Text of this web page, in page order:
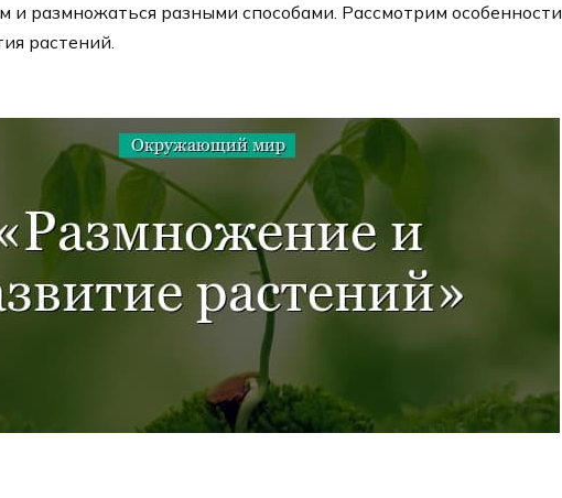
размножаться разными способами. Рассмотрим особенности
растений.